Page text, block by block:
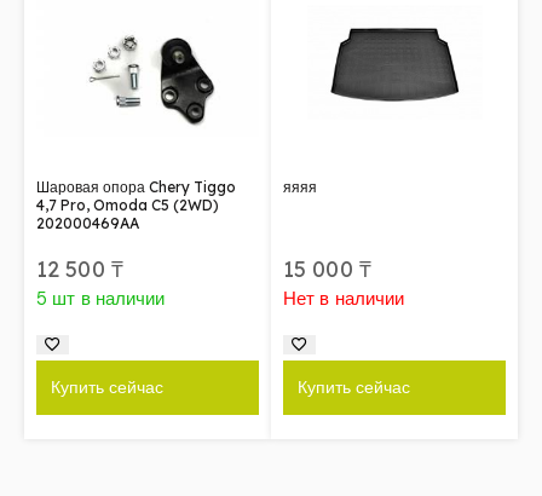
Шаровая опора Chery Tiggo
4,7 Pro, Omoda C5 (2WD)
202000469AA
12 500 ₸
5 шт в наличии
Купить сейчас
яяяя
15 000 ₸
Нет в наличии
Купить сейчас